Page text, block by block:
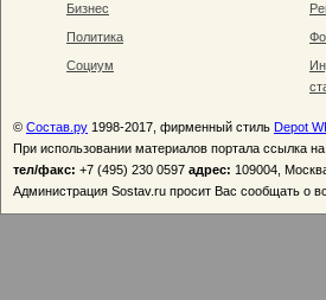
Бизнес
Политика
Социум
© Состав.ру 1998-2017, фирменный стиль Depot
При использовании материалов портала ссылка
тел/факс: +7 (495) 230 0597 адрес: 109004,
Администрация Sostav.ru просит Вас сообщать о